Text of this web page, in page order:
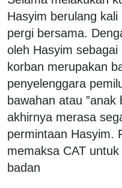
Hasyim berulang
pergi bersama.
oleh Hasyim
korban merupakan
penyelenggara
bawahan atau
akhirnya merasa
permintaan Hasyim.
memaksa CAT
badan